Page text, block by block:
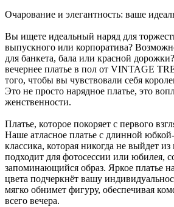
Очарование и элегантность: ваше
Вы ищете идеальный наряд для
выпускного или корпоратива?
для банкета, бала или красной
вечернее платье в пол от VINTAGE
того, чтобы вы чувствовали себя
Это не просто нарядное платье, это
женственности.
Платье, которое покоряет с первого
Наше атласное платье с длинной
классика, которая никогда не выйдет
подходит для фотосессии или юбилея,
запоминающийся образ. Яркое платье
цвета подчеркнёт вашу
мягко обнимет фигуру, обеспечивая
всего вечера.